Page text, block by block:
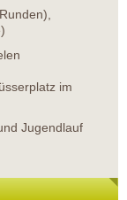
im
Jugendlauf